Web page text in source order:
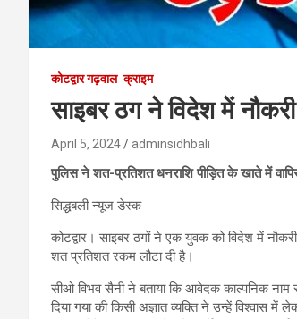
कोटद्वार गढ़वाल क्राइम
साइबर ठग ने विदेश में
April 5, 2024 adminsidhbali
पुलिस ने शत-प्रतिशत धनराशि पीड़ित के खाते में
सिद्धबली न्यूज डेस्क
कोटद्वार। साइबर ठगों ने एक युवक को विदेश में
शत प्रतिशत रकम लौटा दी है।
सीओ विभव सैनी ने बताया कि आवेदक काल्पनिक नाम
दिया गया की किसी अज्ञात व्यक्ति ने उन्हें विश्वास